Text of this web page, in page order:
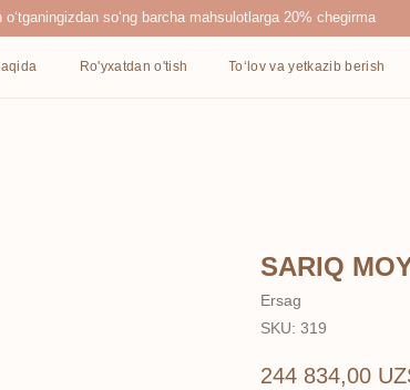
so‘ng barcha mahsulotlarga 20% chegirma RO'YXATDAN
Ro'yxatdan o'tish To‘lov va yetkazib berish Marketing
SARIQ
Ersag
SKU: 319
244 834,00